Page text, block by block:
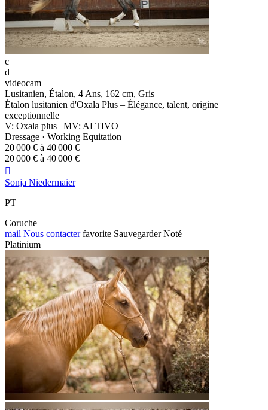
c
d
videocam
Lusitanien, Étalon, 4 Ans, 162 cm, Gris
Étalon lusitanien d'Oxala Plus – Élégance, talent, origine
exceptionnelle
V: Oxala plus | MV: ALTIVO
Dressage · Working Equitation
20 000 € à 40 000 €
20 000 € à 40 000 €

Sonja Niedermaier
PT
Coruche
mail Nous contacter favorite Sauvegarder Noté
Platinium